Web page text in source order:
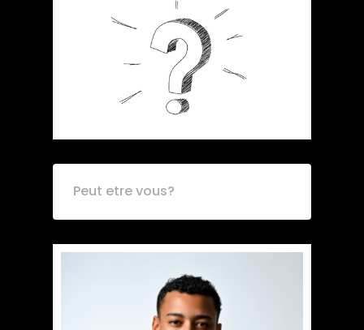
Peut etre vous?